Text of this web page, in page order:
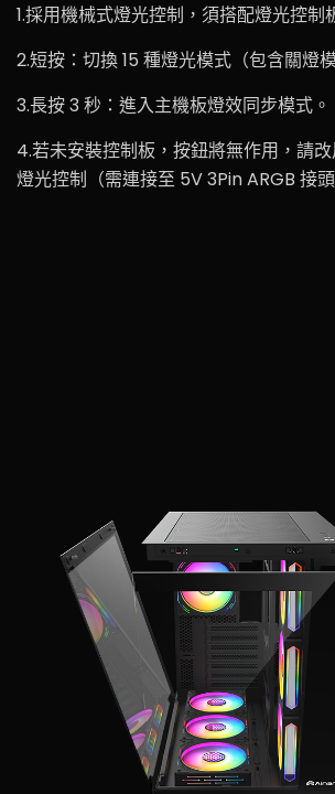
1.採用機械式燈光控制，須搭配燈光控制
2.短按：切換 15 種燈光模式（包含關燈
3.長按 3 秒：進入主機板燈效同步模式。
4.若未安裝控制板，按鈕將無作用，請
燈光控制（需連接至 5V 3Pin ARGB 接